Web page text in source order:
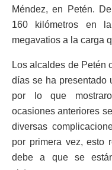
Méndez, en Petén.
160 kilómetros en
megavatios a la carga
Los alcaldes de Petén
días se ha presentado
por lo que
ocasiones anteriores
diversas
por primera vez, esto
debe a que se